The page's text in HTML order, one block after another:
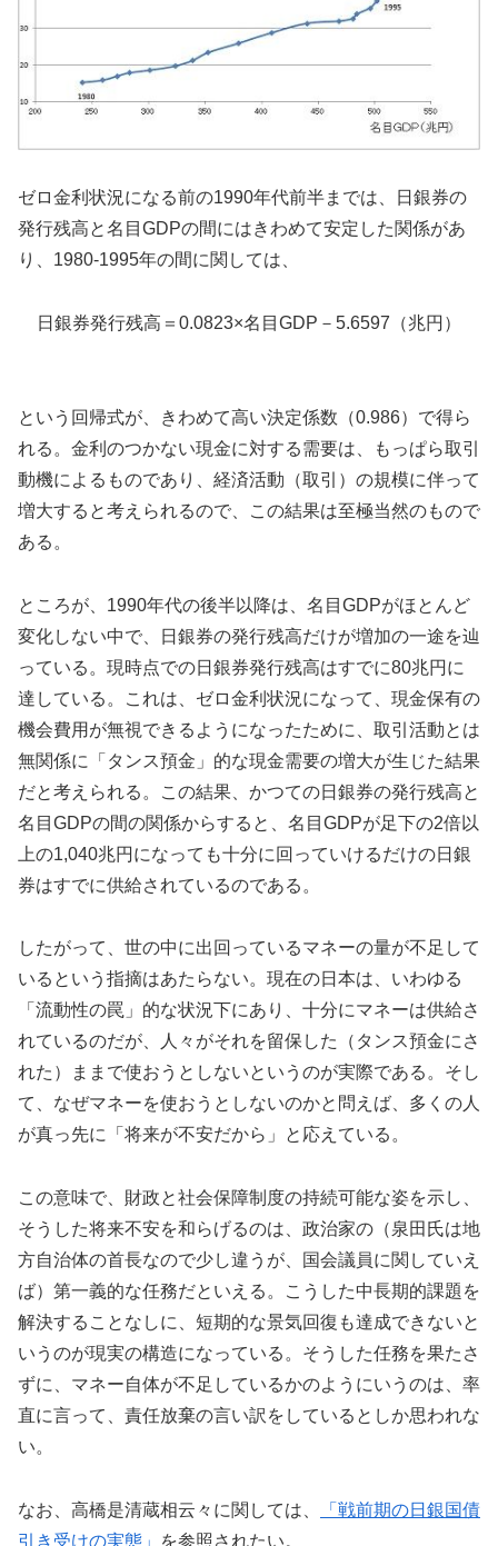
ゼロ金利状況になる前の1990年代前半までは、日銀券の
発行残高と名目GDPの間にはきわめて安定した関係があ
り、1980-1995年の間に関しては、
日銀券発行残高＝0.0823×名目GDP－5.6597（兆円）
という回帰式が、きわめて高い決定係数（0.986）で得ら
れる。金利のつかない現金に対する需要は、もっぱら取引
動機によるものであり、経済活動（取引）の規模に伴って
増大すると考えられるので、この結果は至極当然のもので
ある。
ところが、1990年代の後半以降は、名目GDPがほとんど
変化しない中で、日銀券の発行残高だけが増加の一途を辿
っている。現時点での日銀券発行残高はすでに80兆円に
達している。これは、ゼロ金利状況になって、現金保有の
機会費用が無視できるようになったために、取引活動とは
無関係に「タンス預金」的な現金需要の増大が生じた結果
だと考えられる。この結果、かつての日銀券の発行残高と
名目GDPの間の関係からすると、名目GDPが足下の2倍以
上の1,040兆円になっても十分に回っていけるだけの日銀
券はすでに供給されているのである。
したがって、世の中に出回っているマネーの量が不足して
いるという指摘はあたらない。現在の日本は、いわゆる
「流動性の罠」的な状況下にあり、十分にマネーは供給さ
れているのだが、人々がそれを留保した（タンス預金にさ
れた）ままで使おうとしないというのが実際である。そし
て、なぜマネーを使おうとしないのかと問えば、多くの人
が真っ先に「将来が不安だから」と応えている。
この意味で、財政と社会保障制度の持続可能な姿を示し、
そうした将来不安を和らげるのは、政治家の（泉田氏は地
方自治体の首長なので少し違うが、国会議員に関していえ
ば）第一義的な任務だといえる。こうした中長期的課題を
解決することなしに、短期的な景気回復も達成できないと
いうのが現実の構造になっている。そうした任務を果たさ
ずに、マネー自体が不足しているかのようにいうのは、率
直に言って、責任放棄の言い訳をしているとしか思われな
い。
なお、高橋是清蔵相云々に関しては、
「戦前期の日銀国債
引き受けの実態」
を参照されたい。